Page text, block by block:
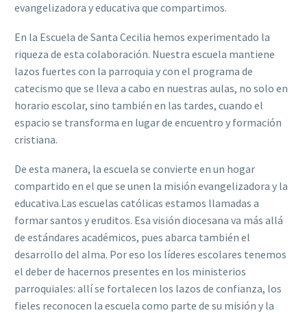
evangelizadora y educativa que compartimos.
En la Escuela de Santa Cecilia hemos experimentado la
riqueza de esta colaboración. Nuestra escuela mantiene
lazos fuertes con la parroquia y con el programa de
catecismo que se lleva a cabo en nuestras aulas, no solo en
horario escolar, sino también en las tardes, cuando el
espacio se transforma en lugar de encuentro y formación
cristiana.
De esta manera, la escuela se convierte en un hogar
compartido en el que se unen la misión evangelizadora y la
educativa.Las escuelas católicas estamos llamadas a
formar santos y eruditos. Esa visión diocesana va más allá
de estándares académicos, pues abarca también el
desarrollo del alma. Por eso los líderes escolares tenemos
el deber de hacernos presentes en los ministerios
parroquiales: allí se fortalecen los lazos de confianza, los
fieles reconocen la escuela como parte de su misión y la